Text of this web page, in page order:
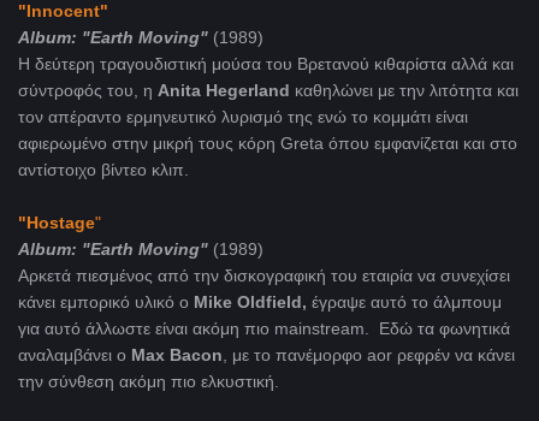
"Innocent"
Album: "Earth Moving" (1989)
H δεύτερη τραγουδιστική μούσα του Βρετανού κιθαρίστα αλλά και
σύντροφός του, η Αnita Hegerland καθηλώνει με την λιτότητα και
τον απέραντο ερμηνευτικό λυρισμό της ενώ το κομμάτι είναι
αφιερωμένο στην μικρή τους κόρη Greta όπου εμφανίζεται και στο
αντίστοιχο βίντεο κλιπ.
"Hostage"
Album: "Earth Moving" (1989)
Αρκετά πιεσμένος από την δισκογραφική του εταιρία να συνεχίσει
κάνει εμπορικό υλικό ο Mike Oldfield, έγραψε αυτό το άλμπουμ
για αυτό άλλωστε είναι ακόμη πιο mainstream. Eδώ τα φωνητικά
αναλαμβάνει ο Max Bacon, με το πανέμορφο aor ρεφρέν να κάνει
την σύνθεση ακόμη πιο ελκυστική.